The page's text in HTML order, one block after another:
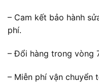
– Cam kết bảo hành
phí.
– Đổi hàng trong vòng
– Miễn phí vận chuyển